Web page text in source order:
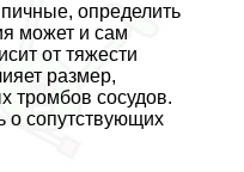
определить
может и сам
от тяжести
размер,
тромбов сосудов.
о сопутствующих